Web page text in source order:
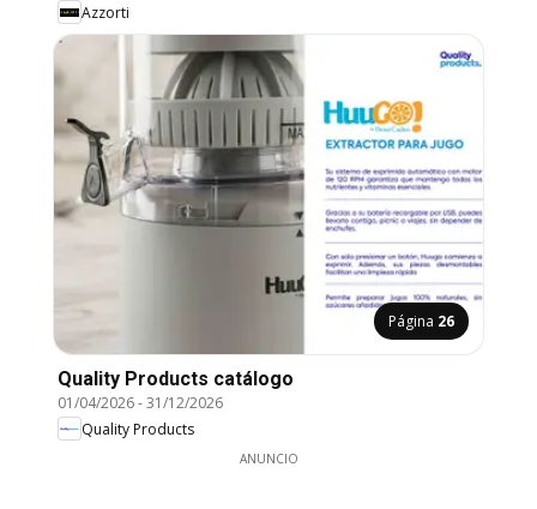
Azzorti
Página 26
Quality Products catálogo
01/04/2026-31/12/2026
Quality Products
ANUNCIO